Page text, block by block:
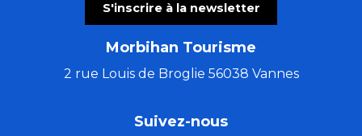
S'inscrire à la newsletter
Morbihan Tourisme
2 rue Louis de Broglie 56038 Vannes
Suivez-nous